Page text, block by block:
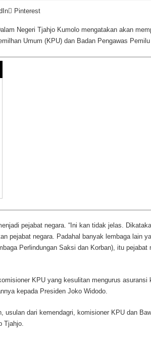
Pinterest
Negeri Tjahjo Kumolo mengatakan akan
Umum (KPU) dan Badan Pengawas Pemilu
pejabat negara. “Ini kan tidak jelas.
pejabat negara. Padahal banyak lembaga lain
Perlindungan Saksi dan Korban), itu pejabat
KPU yang kesulitan mengurus asuransi
kepada Presiden Joko Widodo.
usulan dari kemendagri, komisioner KPU dan
Tjahjo.